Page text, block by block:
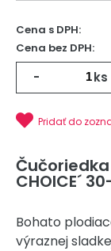
Cena s DPH:
Cena bez DPH:
- ks
Pridať do
Čučoriedka
CHOICE´
Bohato
výraznej